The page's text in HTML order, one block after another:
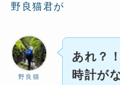
野良猫君が
野良猫
あれ？！
時計が